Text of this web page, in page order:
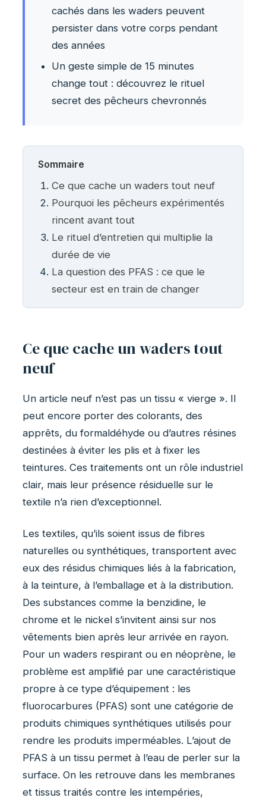
cachés dans les waders peuvent
persister dans votre corps pendant
des années
Un geste simple de 15 minutes
change tout : découvrez le rituel
secret des pêcheurs chevronnés
Sommaire
Ce que cache un waders tout neuf
Pourquoi les pêcheurs expérimentés
rincent avant tout
Le rituel d’entretien qui multiplie la
durée de vie
La question des PFAS : ce que le
secteur est en train de changer
Ce que cache un waders tout
neuf
Un article neuf n’est pas un tissu « vierge ». Il
peut encore porter des colorants, des
apprêts, du formaldéhyde ou d’autres résines
destinées à éviter les plis et à fixer les
teintures. Ces traitements ont un rôle industriel
clair, mais leur présence résiduelle sur le
textile n’a rien d’exceptionnel.
Les textiles, qu’ils soient issus de fibres
naturelles ou synthétiques, transportent avec
eux des résidus chimiques liés à la fabrication,
à la teinture, à l’emballage et à la distribution.
Des substances comme la benzidine, le
chrome et le nickel s’invitent ainsi sur nos
vêtements bien après leur arrivée en rayon.
Pour un waders respirant ou en néoprène, le
problème est amplifié par une caractéristique
propre à ce type d’équipement : les
fluorocarbures (PFAS) sont une catégorie de
produits chimiques synthétiques utilisés pour
rendre les produits imperméables. L’ajout de
PFAS à un tissu permet à l’eau de perler sur la
surface. On les retrouve dans les membranes
et tissus traités contre les intempéries,